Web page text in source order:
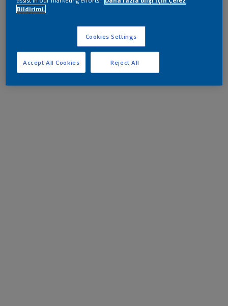
Bildirimi.
Cookies Settings
Reject All
Accept All Cookies